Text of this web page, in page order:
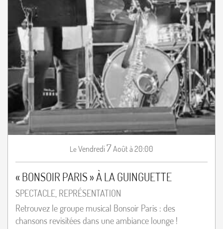
LeVendredi 7Aoûtà 20:00
« BONSOIR PARIS » À LA GUINGUETTE
SPECTACLE, REPRÉSENTATION
Retrouvez le groupe musical Bonsoir Paris : des
chansons revisitées dans une ambiance lounge !